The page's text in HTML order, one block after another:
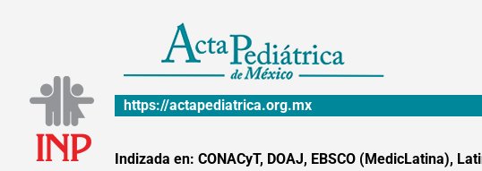
https://actapediatrica.org.mx
Indizada en: CONACyT, DOAJ, EBSCO (MedicLatina),